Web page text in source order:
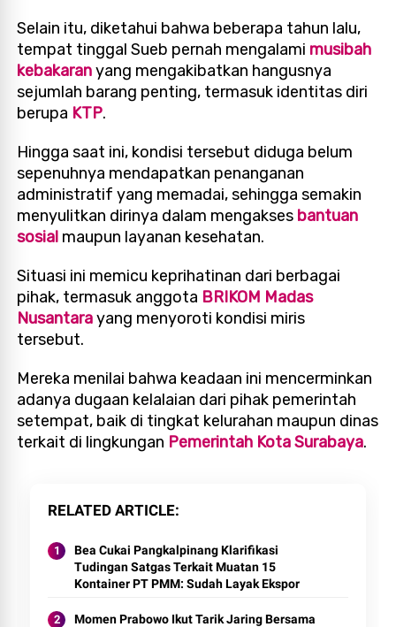
Selain itu, diketahui bahwa beberapa tahun lalu,
tempat tinggal Sueb pernah mengalami musibah
kebakaranyang mengakibatkan hangusnya
sejumlah barang penting, termasuk identitas diri
berupa KTP.
Hingga saat ini, kondisi tersebut diduga belum
sepenuhnya mendapatkan penanganan
administratif yang memadai, sehingga semakin
menyulitkan dirinya dalam mengakses bantuan
sosial maupun layanan kesehatan.
Situasi ini memicu keprihatinan dari berbagai
pihak, termasuk anggota BRIKOM Madas
Nusantarayang menyoroti kondisi miris
tersebut.
Mereka menilai bahwa keadaan ini mencerminkan
adanya dugaan kelalaian dari pihak pemerintah
setempat, baik di tingkat kelurahan maupun dinas
terkait di lingkungan Pemerintah Kota Surabaya.
RELATED ARTICLE
Bea Cukai Pangkalpinang Klarifikasi
Tudingan Satgas Terkait Muatan 15
Kontainer PT PMM: Sudah Layak Ekspor
Momen Prabowo Ikut Tarik Jaring Bersama